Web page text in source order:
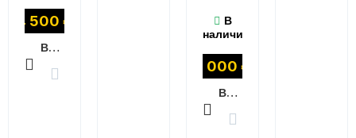
4 500 ₽
В КОРЗИНУ
В
наличии
5 000 ₽
В КОРЗИНУ